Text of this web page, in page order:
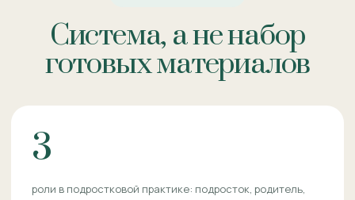
Система, а не набор
готовых материалов
3
роли в подростковой практике: подросток, родитель,